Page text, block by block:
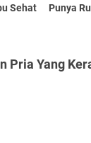
Sehat
Punya
Pria Yang